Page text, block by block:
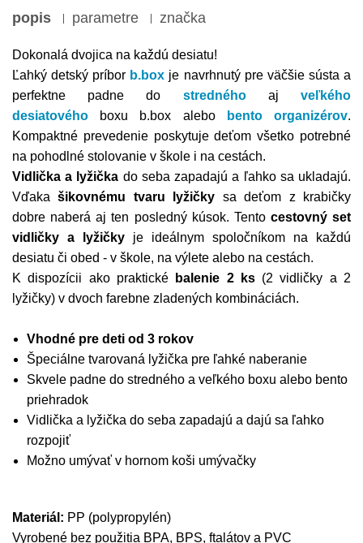
popis parametre značka
Dokonalá dvojica na každú desiatu!
Ľahký detský príbor b.box je navrhnutý pre väčšie sústa a
perfektne padne do strednéhoajveľkého
desiatového boxu b.box alebo bento organizérov.
Kompaktné prevedenie poskytuje deťom všetko potrebné
na pohodlné stolovanie v škole i na cestách.
Vidlička a lyžička do seba zapadajú a ľahko sa ukladajú.
Vďakašikovnému tvaru lyžičky sa deťom z krabičky
dobre naberá aj ten posledný kúsok. Tento cestovný set
vidličky a lyžičky je ideálnym spoločníkom na každú
desiatu či obed - v škole, na výlete alebo na cestách.
K dispozícii ako praktické
balenie 2 ks(2 vidličky a 2
lyžičky) v dvoch farebne zladených kombináciách.
Vhodné pre deti od 3 rokov
Špeciálne tvarovaná lyžička pre ľahké naberanie
Skvele padne do stredného a veľkého boxu alebo bento
priehradok
Vidlička a lyžička do seba zapadajú a dajú sa ľahko
rozpojiť
Možno umývať v hornom koši umývačky
Materiál: PP (polypropylén)
Vyrobené bez použitia BPA, BPS, ftalátov a PVC